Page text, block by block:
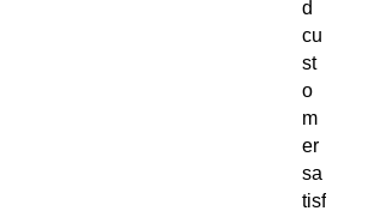
d
cu
st
o
m
er
sa
tisf